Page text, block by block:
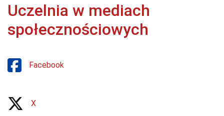
Uczelnia w mediach
społecznościowych
Facebook
X